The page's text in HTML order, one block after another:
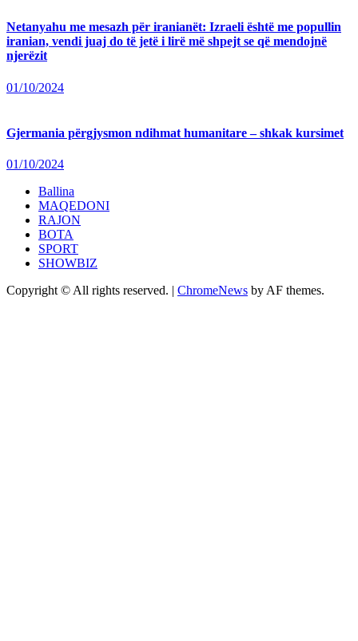
Netanyahu me mesazh për iranianët: Izraeli është me popullin
iranian, vendi juaj do të jetë i lirë më shpejt se që mendojnë
njerëzit
01/10/2024
Gjermania përgjysmon ndihmat humanitare – shkak kursimet
01/10/2024
Ballina
MAQEDONI
RAJON
BOTA
SPORT
SHOWBIZ
Copyright © All rights reserved. | ChromeNews by AF themes.